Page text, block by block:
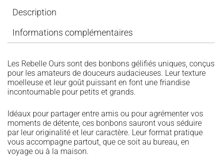
Description
Informations complémentaires
Les Rebelle Ours sont des bonbons gélifiés uniques, conçus
pour les amateurs de douceurs audacieuses. Leur texture
moelleuse et leur goût puissant en font une friandise
incontournable pour petits et grands.
Idéaux pour partager entre amis ou pour agrémenter vos
moments de détente, ces bonbons sauront vous séduire
par leur originalité et leur caractère. Leur format pratique
vous accompagne partout, que ce soit au bureau, en
voyage ou à la maison.